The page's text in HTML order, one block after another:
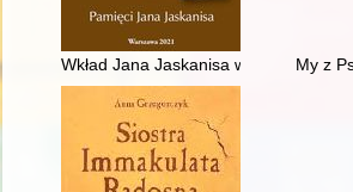
Wkład Jana Jaskanisa w badaniaMy z